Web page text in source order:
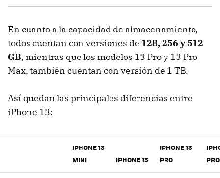
En cuanto a la capacidad de almacenamiento,
todos cuentan con versiones de 128, 256 y 512
GB, mientras que los modelos 13 Pro y 13 Pro
Max, también cuentan con versión de 1 TB.
Así quedan las principales diferencias entre
iPhone 13:
IPHONE 13
MINI
IPHONE 13
IPHONE 13
PRO